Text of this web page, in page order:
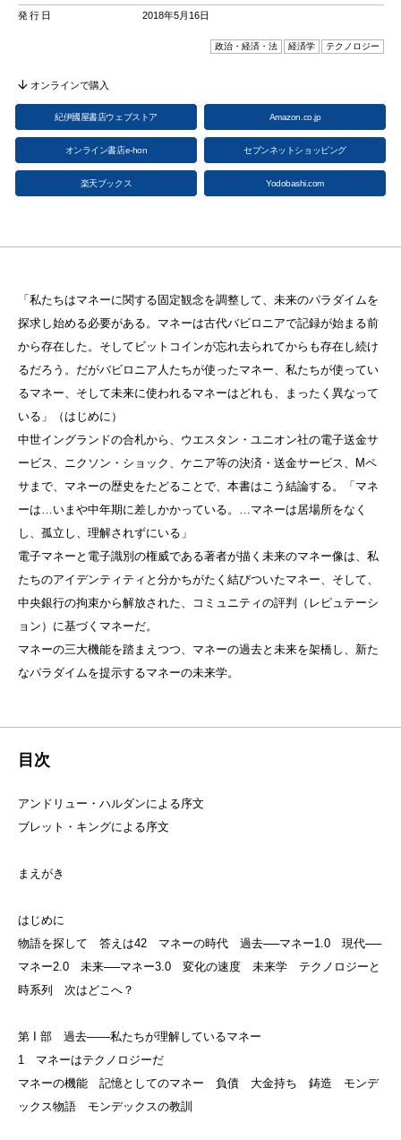
発行日
2018年5月16日
政治・経済・法 経済学 テクノロジー
オンラインで購入
紀伊國屋書店ウェブストア Amazon.co.jp
オンライン書店e-hon セブンネットショッピング
楽天ブックス Yodobashi.com
「私たちはマネーに関する固定観念を調整して、未来のパラダイムを
探求し始める必要がある。マネーは古代バビロニアで記録が始まる前
から存在した。そしてビットコインが忘れ去られてからも存在し続け
るだろう。だがバビロニア人たちが使ったマネー、私たちが使ってい
るマネー、そして未来に使われるマネーはどれも、まったく異なって
いる」（はじめに）
中世イングランドの合札から、ウエスタン・ユニオン社の電子送金サ
ービス、ニクソン・ショック、ケニア等の決済・送金サービス、Mペ
サまで、マネーの歴史をたどることで、本書はこう結論する。「マネ
ーは…いまや中年期に差しかかっている。…マネーは居場所をなく
し、孤立し、理解されずにいる」
電子マネーと電子識別の権威である著者が描く未来のマネー像は、私
たちのアイデンティティと分かちがたく結びついたマネー、そして、
中央銀行の拘束から解放された、コミュニティの評判（レピュテーシ
ョン）に基づくマネーだ。
マネーの三大機能を踏まえつつ、マネーの過去と未来を架橋し、新た
なパラダイムを提示するマネーの未来学。
目次
アンドリュー・ハルダンによる序文
ブレット・キングによる序文
まえがき
はじめに
物語を探して 答えは42 マネーの時代 過去──マネー1.0 現代──
マネー2.0 未来──マネー3.0 変化の速度 未来学 テクノロジーと
時系列 次はどこへ？
第 I 部 過去——私たちが理解しているマネー
1 マネーはテクノロジーだ
マネーの機能 記憶としてのマネー 負債 大金持ち 鋳造 モンデ
ックス物語 モンデックスの教訓